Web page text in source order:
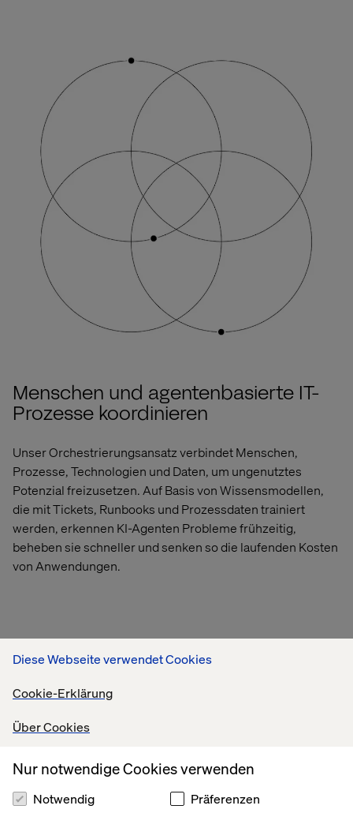
Diese Webseite verwendet Cookies
Cookie-Erklärung
Über Cookies
Nur notwendige Cookies verwenden
Notwendig Präferenzen
Menschen und agentenbasierte IT-
Prozesse koordinieren
Unser Orchestrierungsansatz verbindet Menschen,
Prozesse, Technologien und Daten, um ungenutztes
Potenzial freizusetzen. Auf Basis von Wissensmodellen,
die mit Tickets, Runbooks und Prozessdaten trainiert
werden, erkennen KI-Agenten Probleme frühzeitig,
beheben sie schneller und senken so die laufenden Kosten
von Anwendungen.